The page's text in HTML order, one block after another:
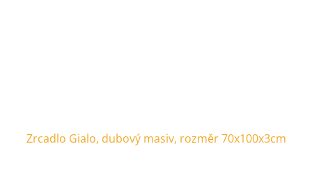
Zrcadlo Gialo, dubový masiv, rozměr 70x100x3cm